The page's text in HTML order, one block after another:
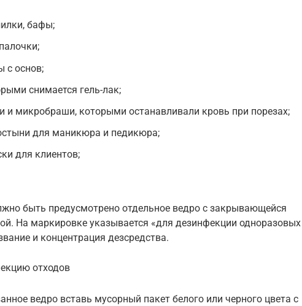
бафы;
с основ;
снимается гель-лак;
и микробраши, которыми останавливали кровь при порезах;
для маникюра и педикюра;
для клиентов;
быть предусмотрено отдельное ведро с закрывающейся
На маркировке указывается «для дезинфекции одноразовых
и концентрация дезсредства.
отходов
ведро вставь мусорный пакет белого или черного цвета с